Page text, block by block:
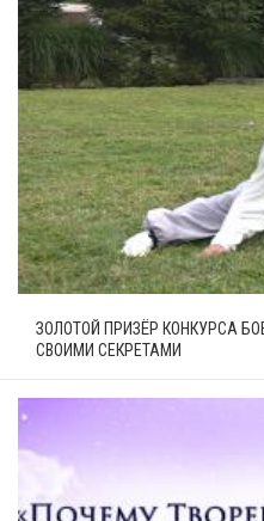
ЗОЛОТОЙ ПРИЗЁР КОНКУРСА
СВОИМИ СЕКРЕТАМИ